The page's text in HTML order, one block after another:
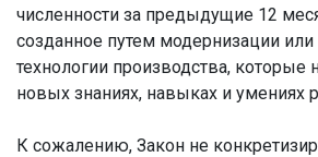
численности за предыдущие 12
созданное путем модернизации
технологии производства, которые
новых знаниях, навыках и умениях
К сожалению, Закон не